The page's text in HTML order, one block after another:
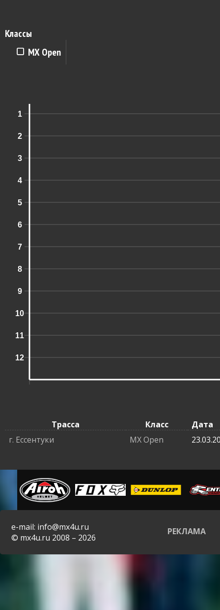
Классы
MX Open
1
2
3
4
5
6
7
8
9
10
11
12
Трасса Класс
Дата
г. Ессентуки
MX Open
e-mail: info@mx4u.ru
© mx4u.ru 2008 – 2026
РЕКЛАМА